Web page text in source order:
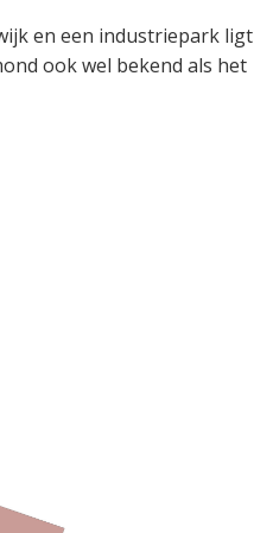
en een industriepark ligt
ook wel bekend als het